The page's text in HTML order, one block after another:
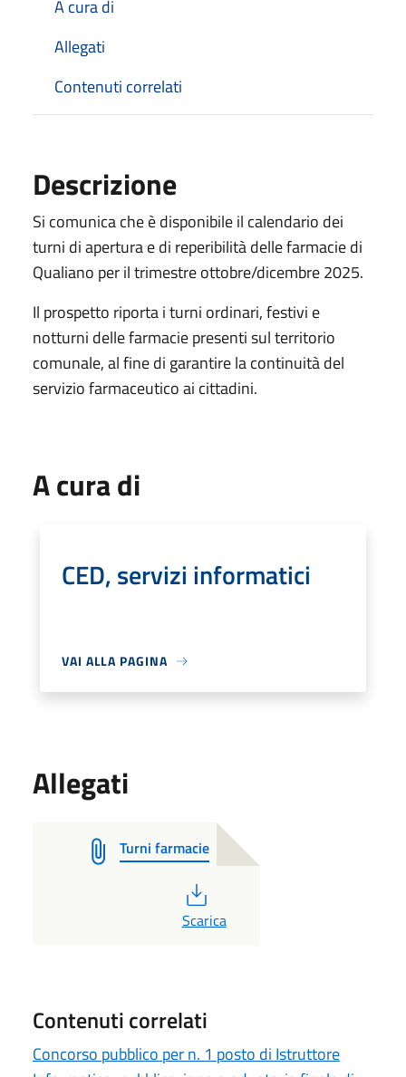
A cura di
Allegati
Contenuti correlati
Descrizione
Si comunica che è disponibile il calendario dei
turni di apertura e di reperibilità delle farmacie di
Qualiano per il trimestre ottobre/dicembre 2025.
Il prospetto riporta i turni ordinari, festivi e
notturni delle farmacie presenti sul territorio
comunale, al fine di garantire la continuità del
servizio farmaceutico ai cittadini.
A cura di
CED, servizi informatici
VAI ALLA PAGINA
Allegati
Turni farmacie
PDF
Scarica
Contenuti correlati
Concorso pubblico per n. 1 posto di Istruttore